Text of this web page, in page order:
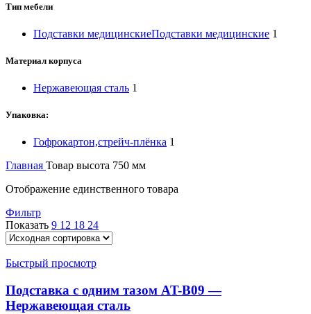
Тип мебели
Подставки медицинскиеПодставки медицинские 1
Материал корпуса
Нержавеющая сталь 1
Упаковка:
Гофрокартон,стрейч-плёнка 1
Главная Товар высота 750 мм
Отображение единственного товара
Фильтр
Показать 9 12 18 24
Быстрый просмотр
Подставка с одним тазом AT-B09 —
Нержавеющая сталь